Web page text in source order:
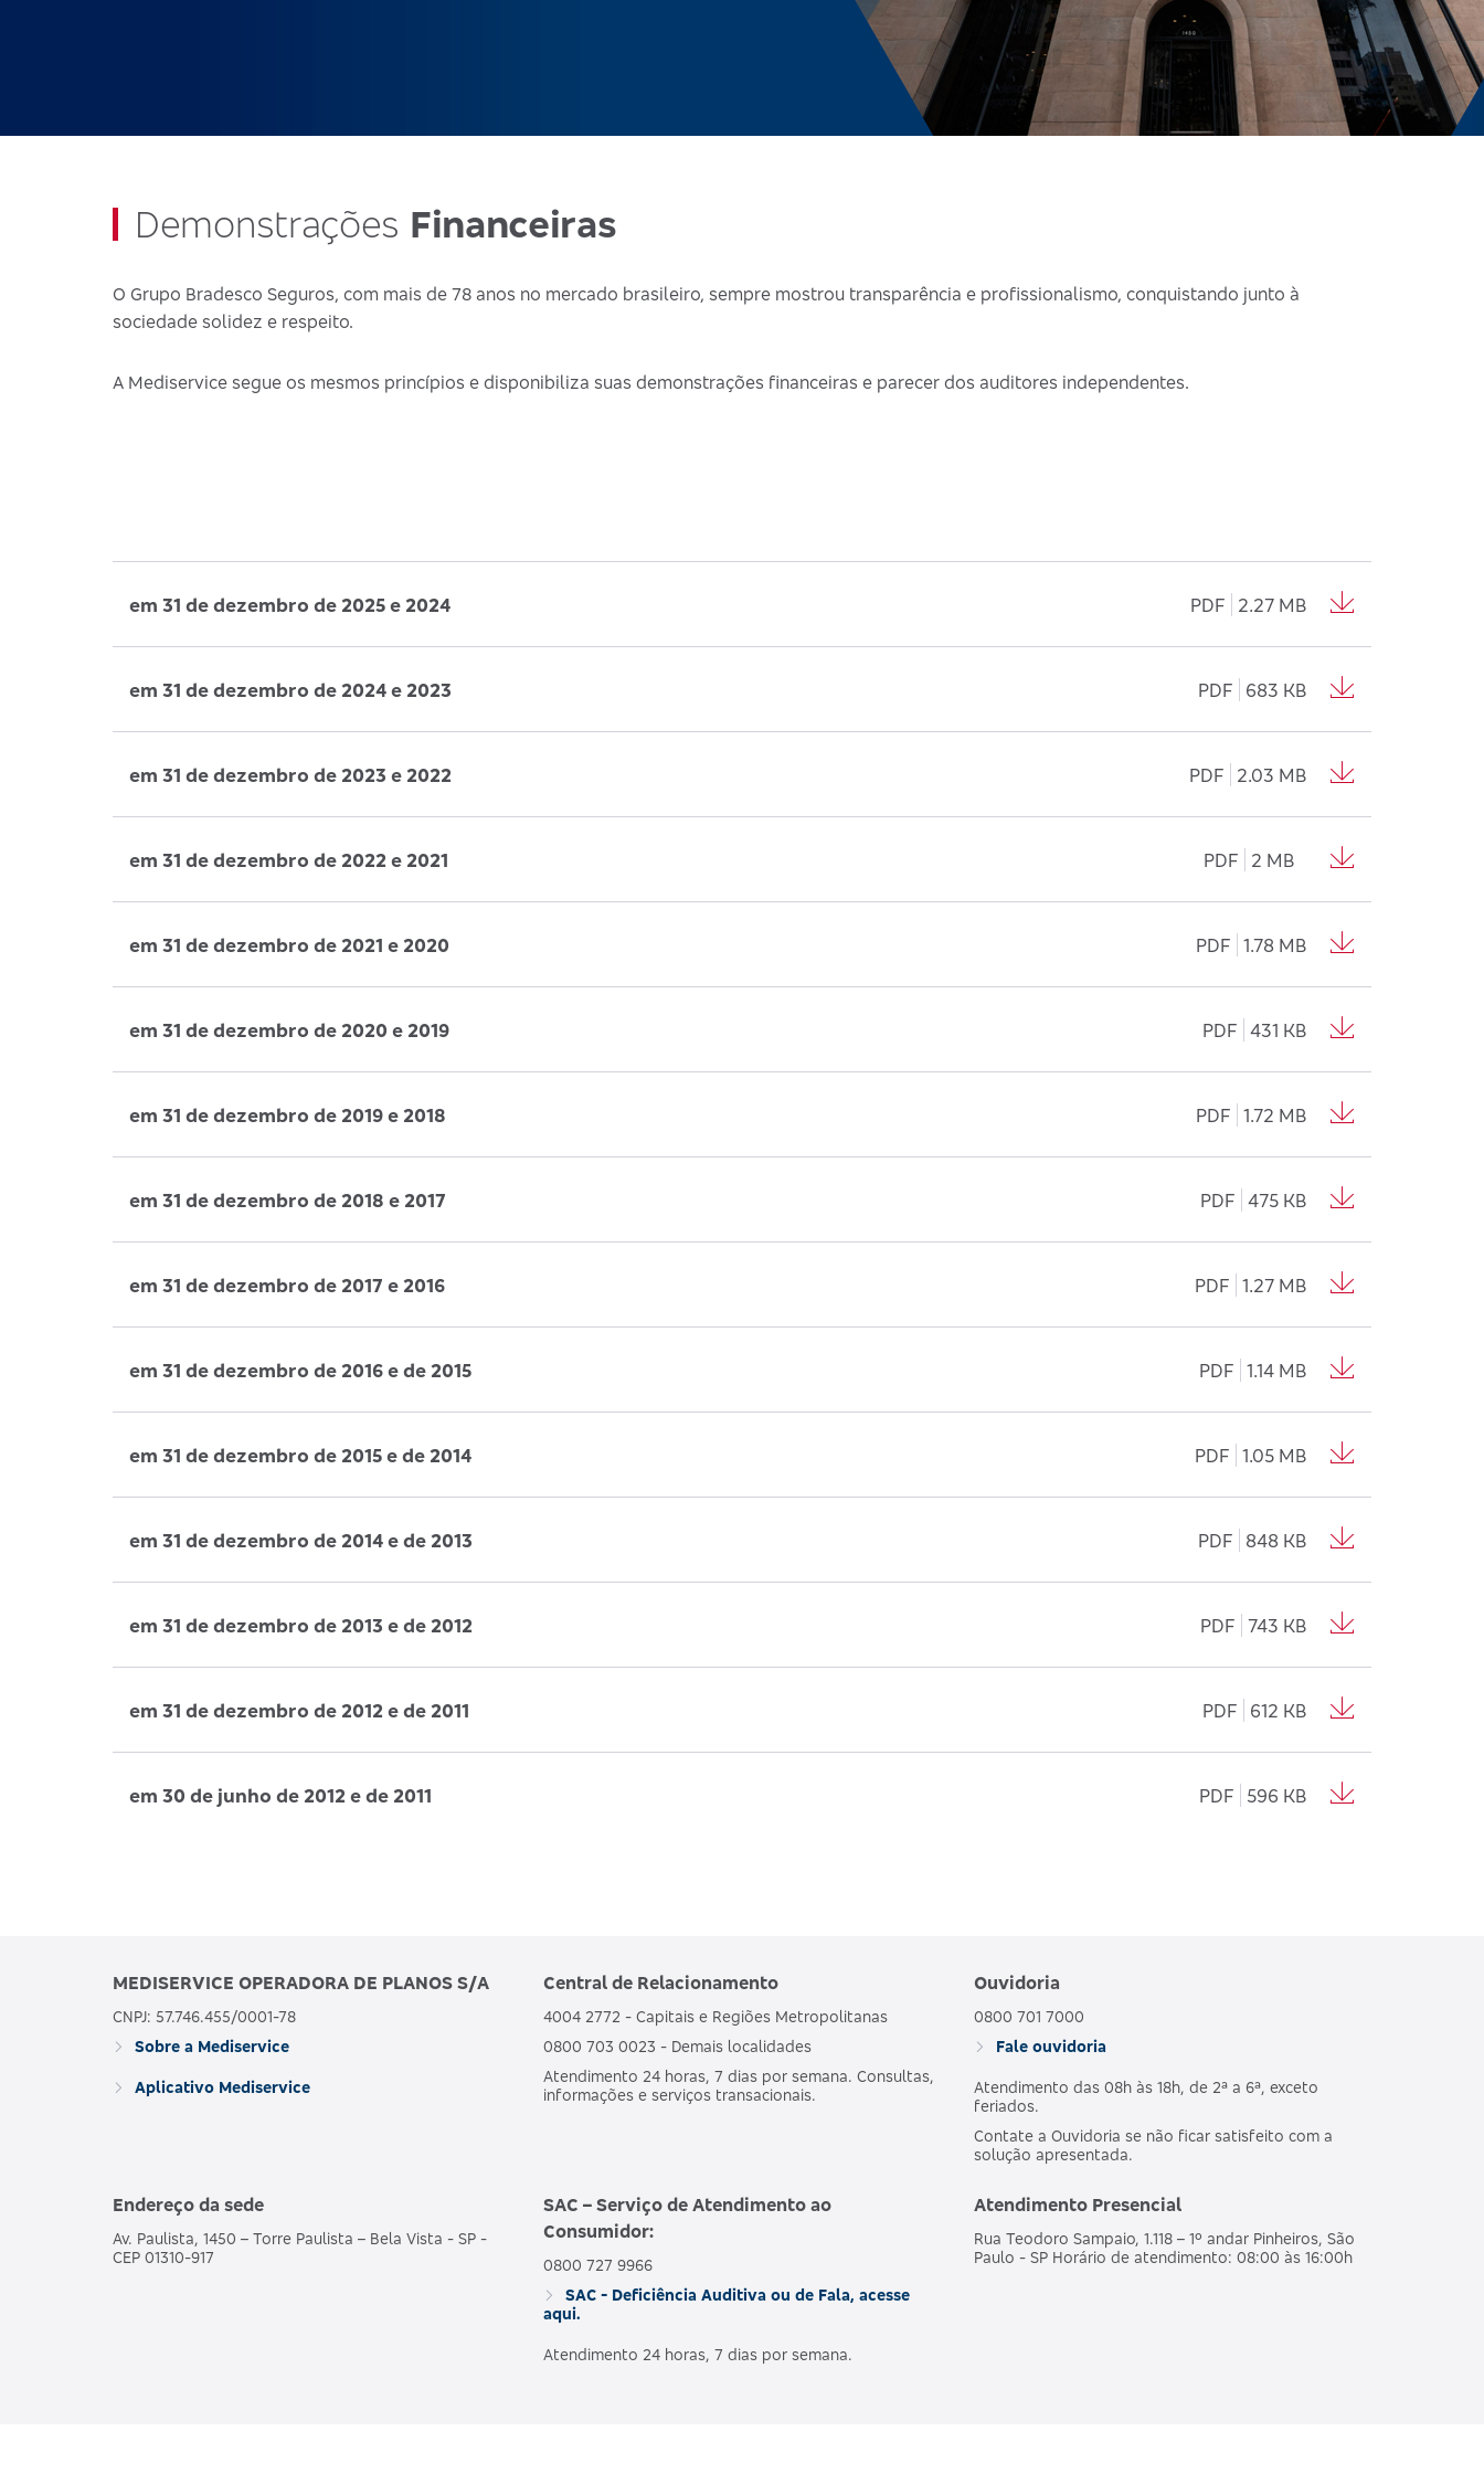
Demonstrações Financeiras
O Grupo Bradesco Seguros, com mais de 78 anos no mercado brasileiro, sempre mostrou transparência e profissionalismo, conquistando junto à
sociedade solidez e respeito.
A Mediservice segue os mesmos princípios e disponibiliza suas demonstrações financeiras e parecer dos auditores independentes.
em 31 de dezembro de 2025 e 2024 PDF 2.27 MB
em 31 de dezembro de 2024 e 2023 PDF 683 KB
em 31 de dezembro de 2023 e 2022 PDF 2.03 MB
em 31 de dezembro de 2022 e 2021 PDF 2 MB
em 31 de dezembro de 2021 e 2020 PDF 1.78 MB
em 31 de dezembro de 2020 e 2019 PDF 431 KB
em 31 de dezembro de 2019 e 2018 PDF 1.72 MB
em 31 de dezembro de 2018 e 2017 PDF 475 KB
em 31 de dezembro de 2017 e 2016 PDF 1.27 MB
em 31 de dezembro de 2016 e de 2015 PDF 1.14 MB
em 31 de dezembro de 2015 e de 2014 PDF 1.05 MB
em 31 de dezembro de 2014 e de 2013 PDF 848 KB
em 31 de dezembro de 2013 e de 2012 PDF 743 KB
em 31 de dezembro de 2012 e de 2011 PDF 612 KB
em 30 de junho de 2012 e de 2011 PDF 596 KB
MEDISERVICE OPERADORA DE PLANOS S/A
CNPJ: 57.746.455/0001-78
Sobre a Mediservice
Aplicativo Mediservice
Central de Relacionamento
4004 2772 - Capitais e Regiões Metropolitanas
0800 703 0023 - Demais localidades
Atendimento 24 horas, 7 dias por semana. Consultas,
informações e serviços transacionais.
Ouvidoria
0800 701 7000
Fale ouvidoria
Atendimento das 08h às 18h, de 2ª a 6ª, exceto
feriados.
Contate a Ouvidoria se não ficar satisfeito com a
solução apresentada.
Endereço da sede
Av. Paulista, 1450 – Torre Paulista – Bela Vista - SP -
CEP 01310-917
SAC – Serviço de Atendimento ao
Consumidor:
0800 727 9966
SAC - Deficiência Auditiva ou de Fala, acesse
aqui.
Atendimento 24 horas, 7 dias por semana.
Atendimento Presencial
Rua Teodoro Sampaio, 1.118 – 1º andar Pinheiros, São
Paulo - SP Horário de atendimento: 08:00 às 16:00h